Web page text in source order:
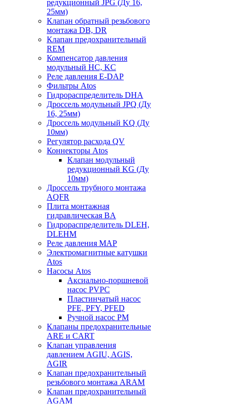
редукционный JPG (Ду 16,
25мм)
Клапан обратный резьбового
монтажа DB, DR
Клапан предохранительный
REM
Компенсатор давления
модульный HC, KC
Реле давления E-DAP
Фильтры Atos
Гидрораспределитель DHA
Дроссель модульный JPQ (Ду
16, 25мм)
Дроссель модульный KQ (Ду
10мм)
Регулятор расхода QV
Коннекторы Atos
Клапан модульный
редукционный KG (Ду
10мм)
Дроссель трубного монтажа
AQFR
Плита монтажная
гидравлическая BA
Гидрораспределитель DLEH,
DLEHM
Реле давления MAP
Электромагнитные катушки
Atos
Насосы Atos
Аксиально-поршневой
насос PVPC
Пластинчатый насос
PFE, PFY, PFED
Ручной насос PM
Клапаны предохранительные
ARE и CART
Клапан управления
давлением AGIU, AGIS,
AGIR
Клапан предохранительный
резьбового монтажа ARAM
Клапан предохранительный
AGAM